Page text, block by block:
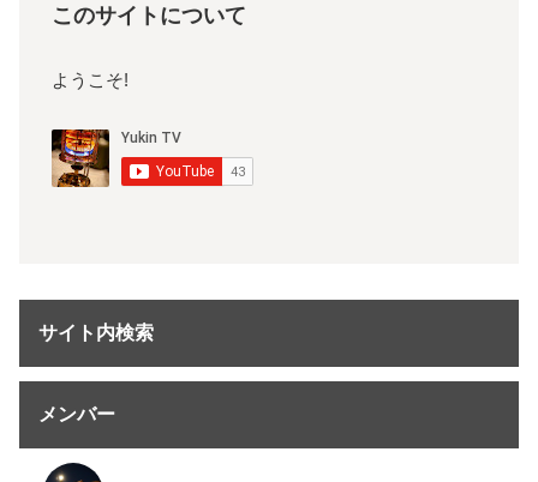
このサイトについて
ようこそ!
サイト内検索
メンバー